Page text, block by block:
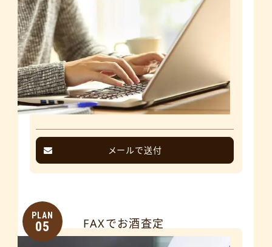
メールで送付
PLAN
05 FAXでお酒査定